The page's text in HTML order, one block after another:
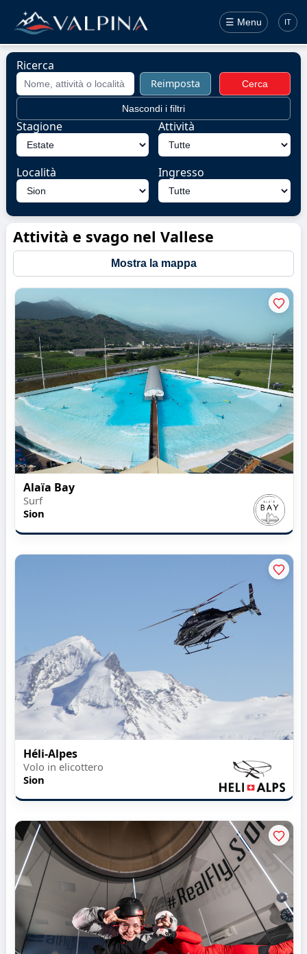
☰ Menu IT
Ricerca
Reimposta Cerca
Nascondi i filtri
Stagione Attività
Località Ingresso
Attività e svago nel Vallese
Mostra la mappa
Alaïa Bay
Surf
Sion
Héli-Alpes
Volo in elicottero
Sion